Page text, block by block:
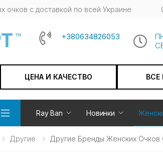
очков c доставкой по всей Украине
+380634826053
ЦЕНА И КАЧЕСТВО ВСЕ
Ray Ban Новинки
Другие Другие Бренды Женских